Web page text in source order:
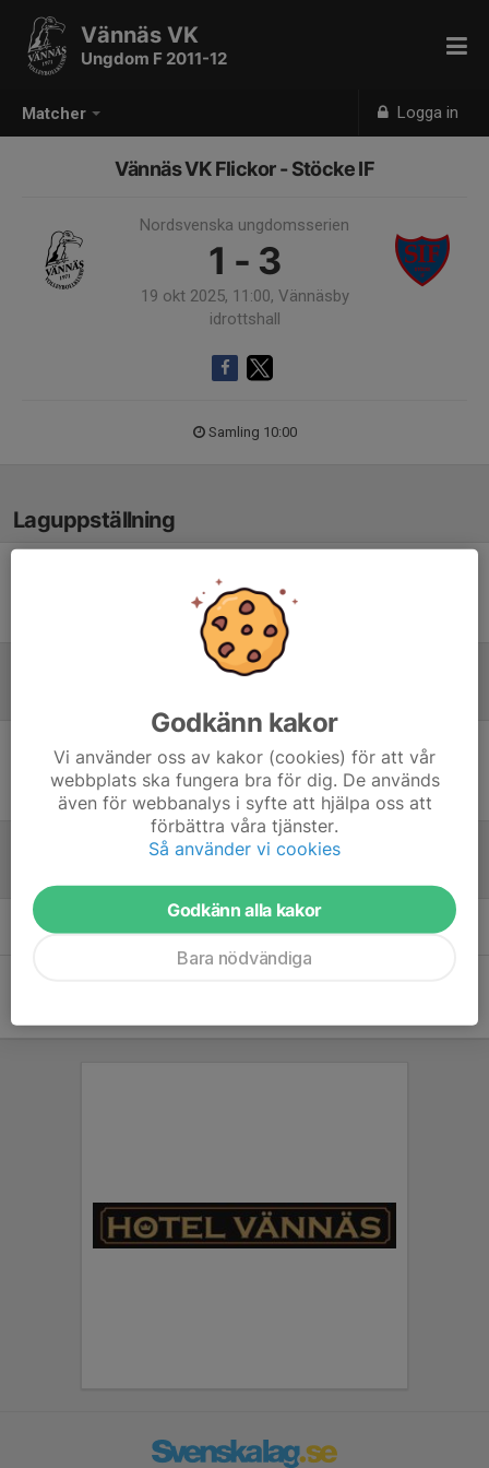
Matcher Logga in
Vännäs VK
Ungdom F 2011-12
Vännäs VK Flickor - Stöcke IF
Nordsvenska ungdomsserien
1 - 3
19 okt 2025, 11:00, Vännäsby
idrottshall
Samling 10:00
Laguppställning
Ingen uppställning ifylld
Inget referat skrivet
Öppna tabell här (nytt fönster)
Godkänn kakor
Vi använder oss av kakor (cookies) för att vår
webbplats ska fungera bra för dig. De används
även för webbanalys i syfte att hjälpa oss att
förbättra våra tjänster.
Så använder vi cookies
Godkänn alla kakor
Bara nödvändiga